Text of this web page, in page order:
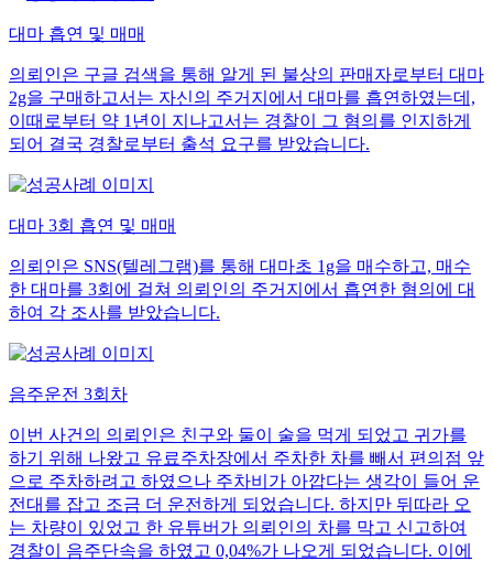
대마 흡연 및 매매
의뢰인은 구글 검색을 통해 알게 된 불상의 판매자로부터 대마
2g을 구매하고서는 자신의 주거지에서 대마를 흡연하였는데,
이때로부터 약 1년이 지나고서는 경찰이 그 혐의를 인지하게
되어 결국 경찰로부터 출석 요구를 받았습니다.
대마 3회 흡연 및 매매
의뢰인은 SNS(텔레그램)를 통해 대마초 1g을 매수하고, 매수
한 대마를 3회에 걸쳐 의뢰인의 주거지에서 흡연한 혐의에 대
하여 각 조사를 받았습니다.
음주운전 3회차
이번 사건의 의뢰인은 친구와 둘이 술을 먹게 되었고 귀가를
하기 위해 나왔고 유료주차장에서 주차한 차를 빼서 편의점 앞
으로 주차하려고 하였으나 주차비가 아깝다는 생각이 들어 운
전대를 잡고 조금 더 운전하게 되었습니다. 하지만 뒤따라 오
는 차량이 있었고 한 유튜버가 의뢰인의 차를 막고 신고하여
경찰이 음주단속을 하였고 0,04%가 나오게 되었습니다. 이에